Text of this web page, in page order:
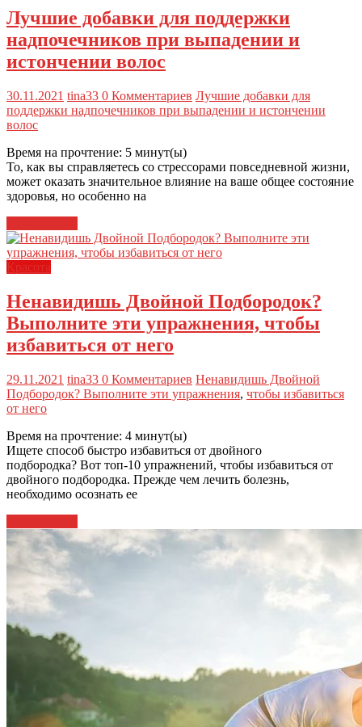
Лучшие добавки для поддержки
надпочечников при выпадении и
истончении волос
30.11.2021 tina33 0 Комментариев Лучшие добавки для
поддержки надпочечников при выпадении и истончении
волос
Время на прочтение: 5 минут(ы)
То, как вы справляетесь со стрессорами повседневной жизни,
может оказать значительное влияние на ваше общее состояние
здоровья, но особенно на
Красота
Ненавидишь Двойной Подбородок?
Выполните эти упражнения, чтобы
избавиться от него
29.11.2021 tina33 0 Комментариев Ненавидишь Двойной
Подбородок? Выполните эти упражнения, чтобы избавиться
от него
Время на прочтение: 4 минут(ы)
Ищете способ быстро избавиться от двойного
подбородка? Вот топ-10 упражнений, чтобы избавиться от
двойного подбородка. Прежде чем лечить болезнь,
необходимо осознать ее